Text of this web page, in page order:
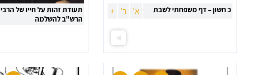
כ חשון – דף משפחתי לשבת א' ב' +
תעודת זהות על חייו של הרבי
הרש"ב להשלמה